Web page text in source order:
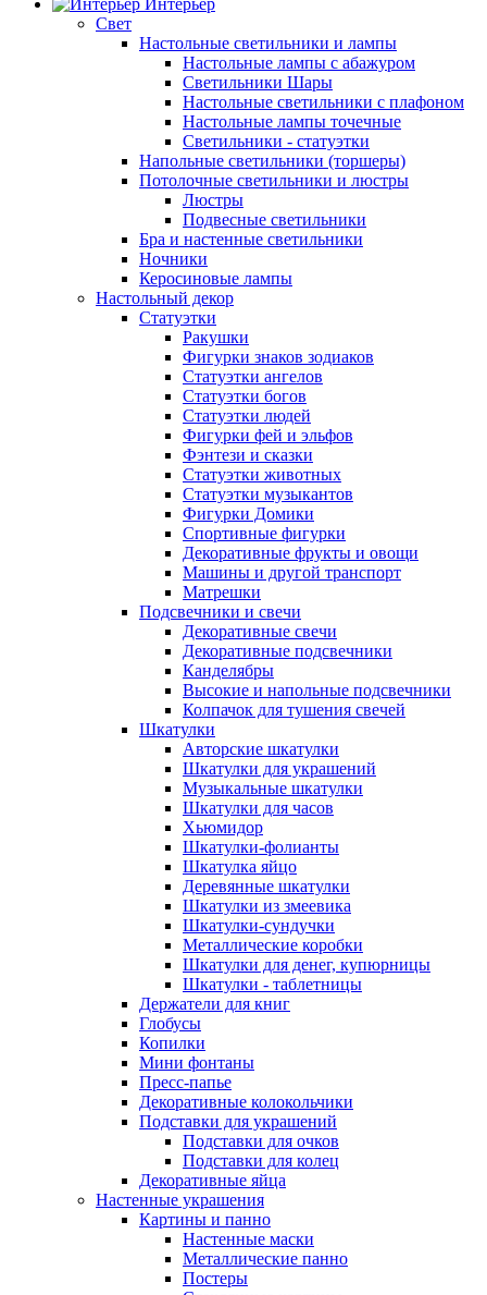
Интерьер
Свет
Настольные светильники и лампы
Настольные лампы с абажуром
Светильники Шары
Настольные светильники с плафоном
Настольные лампы точечные
Светильники - статуэтки
Напольные светильники (торшеры)
Потолочные светильники и люстры
Люстры
Подвесные светильники
Бра и настенные светильники
Ночники
Керосиновые лампы
Настольный декор
Статуэтки
Ракушки
Фигурки знаков зодиаков
Статуэтки ангелов
Статуэтки богов
Статуэтки людей
Фигурки фей и эльфов
Фэнтези и сказки
Статуэтки животных
Статуэтки музыкантов
Фигурки Домики
Спортивные фигурки
Декоративные фрукты и овощи
Машины и другой транспорт
Матрешки
Подсвечники и свечи
Декоративные свечи
Декоративные подсвечники
Канделябры
Высокие и напольные подсвечники
Колпачок для тушения свечей
Шкатулки
Авторские шкатулки
Шкатулки для украшений
Музыкальные шкатулки
Шкатулки для часов
Хьюмидор
Шкатулки-фолианты
Шкатулка яйцо
Деревянные шкатулки
Шкатулки из змеевика
Шкатулки-сундучки
Металлические коробки
Шкатулки для денег, купюрницы
Шкатулки - таблетницы
Держатели для книг
Глобусы
Копилки
Мини фонтаны
Пресс-папье
Декоративные колокольчики
Подставки для украшений
Подставки для очков
Подставки для колец
Декоративные яйца
Настенные украшения
Картины и панно
Настенные маски
Металлические панно
Постеры